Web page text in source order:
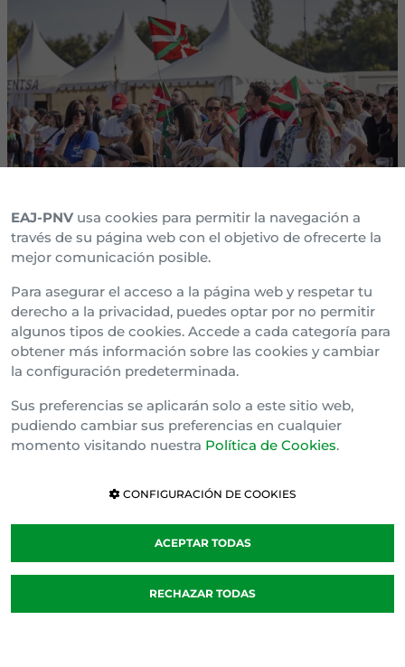
EAJ-PNV usa cookies para permitir la navegación a
través de su página web con el objetivo de ofrecerte la
mejor comunicación posible.
Para asegurar el acceso a la página web y respetar tu
derecho a la privacidad, puedes optar por no permitir
algunos tipos de cookies. Accede a cada categoría para
obtener más información sobre las cookies y cambiar
la configuración predeterminada.
Sus preferencias se aplicarán solo a este sitio web,
pudiendo cambiar sus preferencias en cualquier
momento visitando nuestra Política de Cookies.
CONFIGURACIÓN DE COOKIES
ACEPTAR TODAS
RECHAZAR TODAS